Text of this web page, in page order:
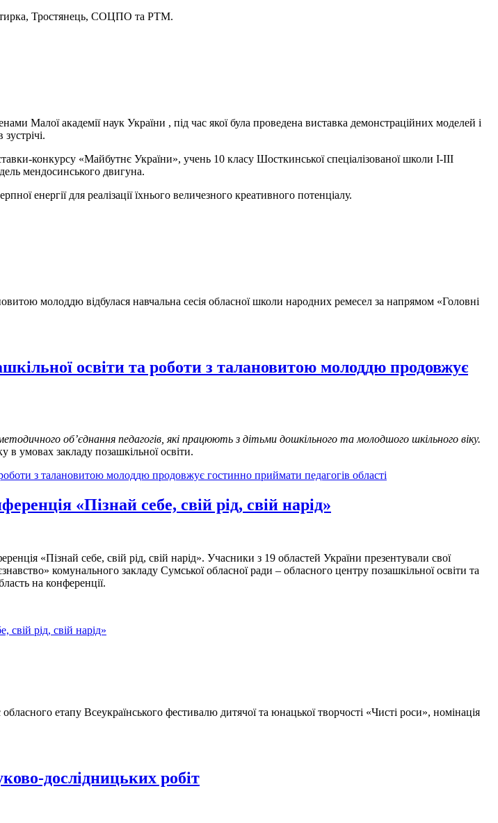
Охтирка, Тростянець, СОЦПО та РТМ.
Малої академії наук України , під час якої була проведена виставка демонстраційних моделей і
конкурсу «Майбутнє України», учень 10 класу Шосткинської спеціалізованої школи І-ІІІ
мендосинського двигуна.
енергії для реалізації їхнього величезного креативного потенціалу.
молоддю відбулася навчальна сесія обласної школи народних ремесел за напрямом «Головні
освіти та роботи з талановитою молоддю продовжує
об’єднання педагогів, які працюють з дітьми дошкільного та молодшого шкільного віку.
в умовах закладу позашкільної освіти.
з талановитою молоддю продовжує гостинно приймати педагогів області
«Пізнай себе, свій рід, свій нарід»
«Пізнай себе, свій рід, свій нарід». Учасники з 19 областей України презентували свої
комунального закладу Сумської обласної ради – обласного центру позашкільної освіти та
на конференції.
свій рід, свій нарід»
етапу Всеукраїнського фестивалю дитячої та юнацької творчості «Чисті роси», номінація
дослідницьких робіт